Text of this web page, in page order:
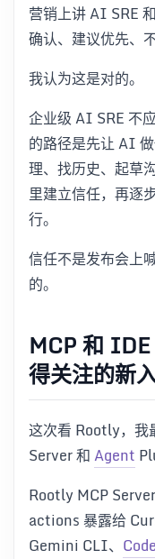
营销上讲 AI SRE
确认、建议优先、
我认为这是对的。
企业级 AI SRE 不
的路径是先让 AI
理、找历史、起草
里建立信任，再逐
行。
信任不是发布会上
的。
MCP 和
得关注的新
这次看 Rootly，我
Server 和Agent
Rootly MCP
actions 暴露给
Gemini CLI、